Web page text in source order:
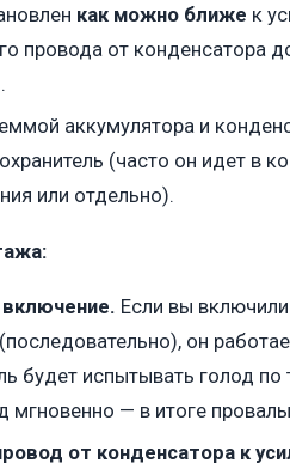
как можно ближе к
провода от конденсатора
аккумулятора и
(часто он идет в
или отдельно).
Если вы
он
будет испытывать голод по
мгновенно — в итоге
от конденсатора к